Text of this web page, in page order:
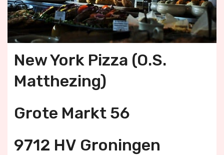
New York Pizza (O.S.
Matthezing)
Grote Markt 56
9712 HV Groningen